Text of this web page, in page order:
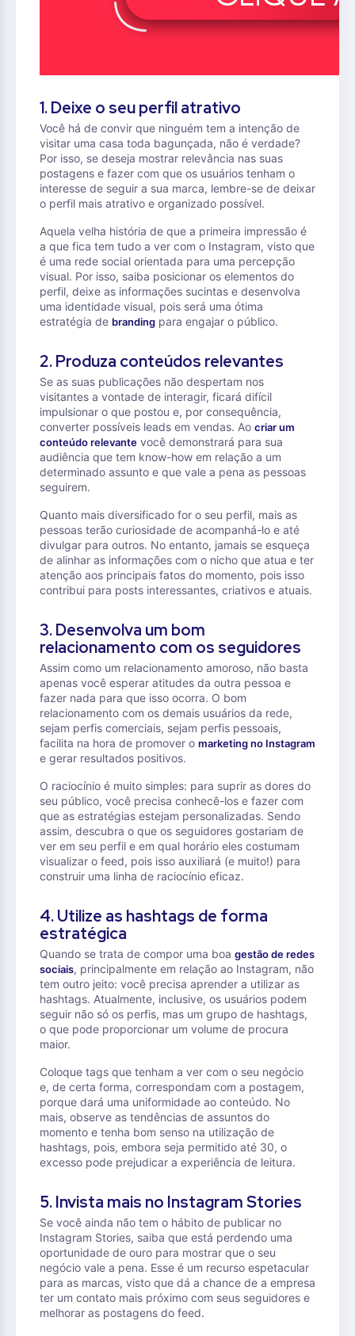
1. Deixe o seu perfil atrativo
Você há de convir que ninguém tem a intenção de
visitar uma casa toda bagunçada, não é verdade?
Por isso, se deseja mostrar relevância nas suas
postagens e fazer com que os usuários tenham o
interesse de seguir a sua marca, lembre-se de deixar
o perfil mais atrativo e organizado possível.
Aquela velha história de que a primeira impressão é
a que fica tem tudo a ver com o Instagram, visto que
é uma rede social orientada para uma percepção
visual. Por isso, saiba posicionar os elementos do
perfil, deixe as informações sucintas e desenvolva
uma identidade visual, pois será uma ótima
estratégia de branding para engajar o público.
2. Produza conteúdos relevantes
Se as suas publicações não despertam nos
visitantes a vontade de interagir, ficará difícil
impulsionar o que postou e, por consequência,
converter possíveis leads em vendas. Ao criar um
conteúdo relevante você demonstrará para sua
audiência que tem know-how em relação a um
determinado assunto e que vale a pena as pessoas
seguirem.
Quanto mais diversificado for o seu perfil, mais as
pessoas terão curiosidade de acompanhá-lo e até
divulgar para outros. No entanto, jamais se esqueça
de alinhar as informações com o nicho que atua e ter
atenção aos principais fatos do momento, pois isso
contribui para posts interessantes, criativos e atuais.
3. Desenvolva um bom
relacionamento com os seguidores
Assim como um relacionamento amoroso, não basta
apenas você esperar atitudes da outra pessoa e
fazer nada para que isso ocorra. O bom
relacionamento com os demais usuários da rede,
sejam perfis comerciais, sejam perfis pessoais,
facilita na hora de promover o marketing no Instagram
e gerar resultados positivos.
O raciocínio é muito simples: para suprir as dores do
seu público, você precisa conhecê-los e fazer com
que as estratégias estejam personalizadas. Sendo
assim, descubra o que os seguidores gostariam de
ver em seu perfil e em qual horário eles costumam
visualizar o feed, pois isso auxiliará (e muito!) para
construir uma linha de raciocínio eficaz.
4. Utilize as hashtags de forma
estratégica
Quando se trata de compor uma boa gestão de redes
sociais, principalmente em relação ao Instagram, não
tem outro jeito: você precisa aprender a utilizar as
hashtags. Atualmente, inclusive, os usuários podem
seguir não só os perfis, mas um grupo de hashtags,
o que pode proporcionar um volume de procura
maior.
Coloque tags que tenham a ver com o seu negócio
e, de certa forma, correspondam com a postagem,
porque dará uma uniformidade ao conteúdo. No
mais, observe as tendências de assuntos do
momento e tenha bom senso na utilização de
hashtags, pois, embora seja permitido até 30, o
excesso pode prejudicar a experiência de leitura.
5. Invista mais no Instagram Stories
Se você ainda não tem o hábito de publicar no
Instagram Stories, saiba que está perdendo uma
oportunidade de ouro para mostrar que o seu
negócio vale a pena. Esse é um recurso espetacular
para as marcas, visto que dá a chance de a empresa
ter um contato mais próximo com seus seguidores e
melhorar as postagens do feed.